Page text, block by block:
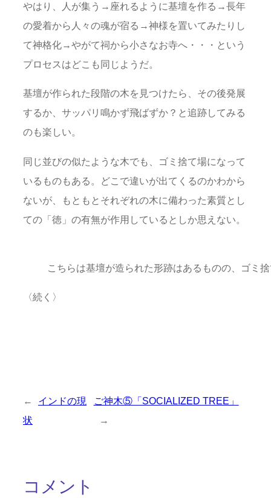
やはり、人が集う→座れるように基壇を作る→長年
の愛着から人々の魂が宿る→神様を置いてみたりし
て神格化→やがて祠から小さなお寺へ・・・という
プロセスはどこも同じようだ。
基壇が作られた段階の木を見つけたら、その後発展
するか、サッパリ鳴かず飛ばずか？と追跡してみる
のも楽しい。
同じ並びの似たような木でも、ゴミ捨て場になって
いるものもある。どこで違いが出てくるのかわから
ないが、もともとそれぞれの木に備わった素質とし
ての「徳」の有無が作用しているとしか思えない。
こちらは基壇が造られた形跡はあるものの、ゴミ
〈続く〉
←
インドの現
状
ご神木⑤「SOCIALIZED TREE」
→
コメント